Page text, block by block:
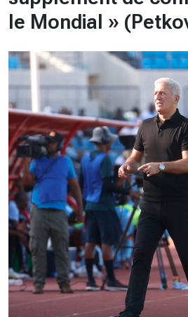
le Mondial »